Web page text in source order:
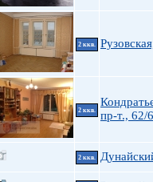
2 ккв.
2 ккв.
пр-т., 62/6
2 ккв.